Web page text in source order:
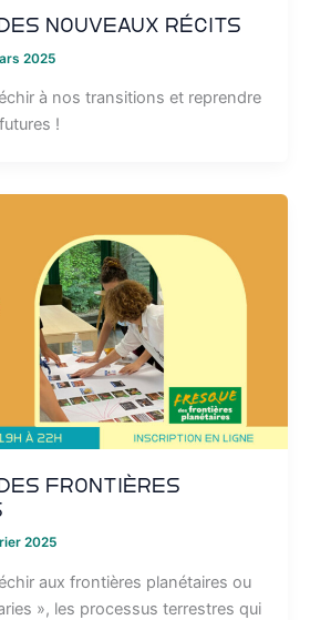
Nouveaux Récits
2025
à nos transitions et reprendre
!
des Frontières
2025
aux frontières planétaires ou
», les processus terrestres qui